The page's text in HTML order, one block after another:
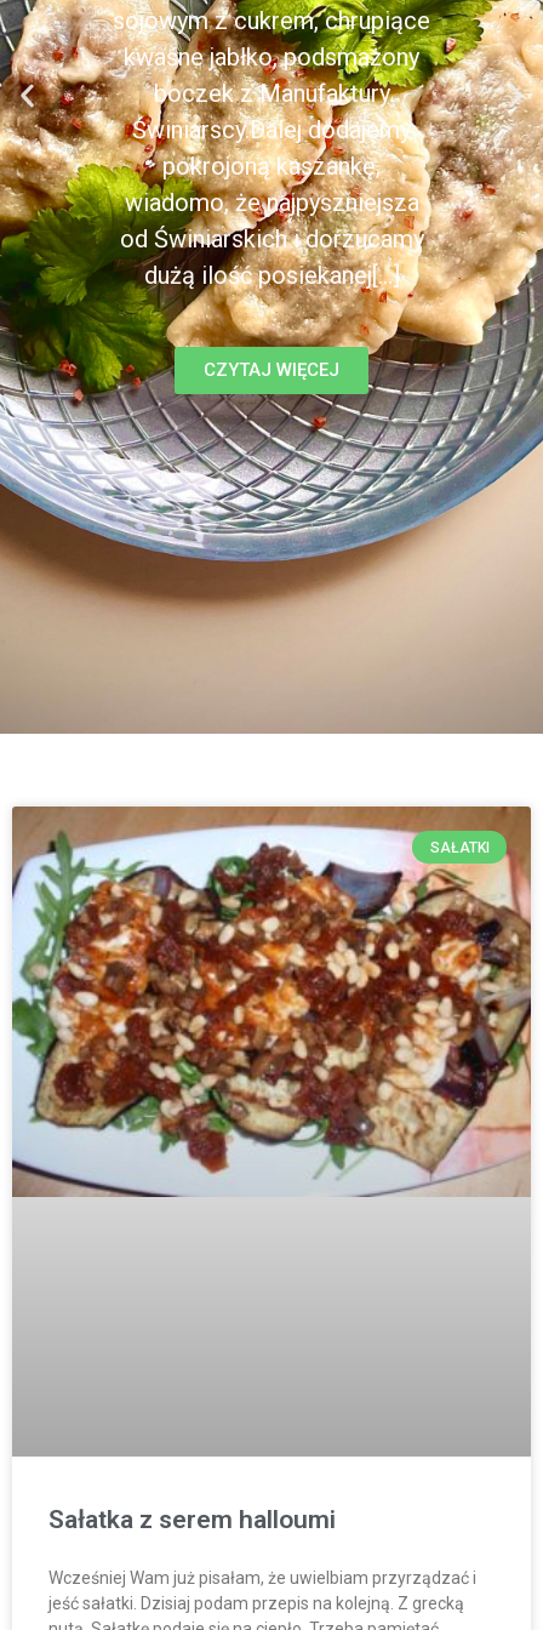
sojowym z cukrem, chrupiące
kwaśne jabłko, podsmażony
boczek z Manufaktury
Świniarscy.Dalej dodajemy
pokrojoną kaszankę,
wiadomo, że najpyszniejsza
od Świniarskich i dorzucamy
dużą ilość posiekanej[...]
CZYTAJ WIĘCEJ
SAŁATKI
Sałatka z serem halloumi
Wcześniej Wam już pisałam, że uwielbiam przyrządzać i
jeść sałatki. Dzisiaj podam przepis na kolejną. Z grecką